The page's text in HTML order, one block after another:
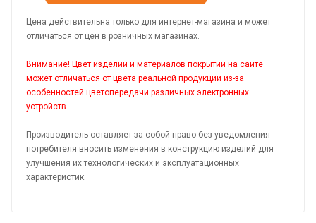
Цена действительна только для интернет-магазина и может
отличаться от цен в розничных магазинах.
Внимание! Цвет изделий и материалов покрытий на сайте
может отличаться от цвета реальной продукции из-за
особенностей цветопередачи различных электронных
устройств.
Производитель оставляет за собой право без уведомления
потребителя вносить изменения в конструкцию изделий для
улучшения их технологических и эксплуатационных
характеристик.